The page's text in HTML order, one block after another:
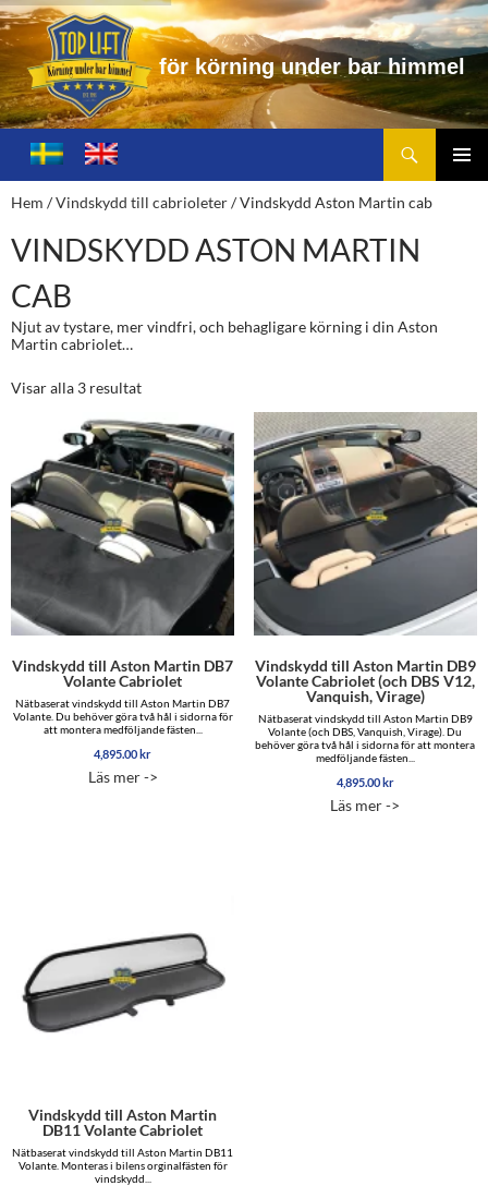
för körning under bar himme
Toplift.se – för körning under bar himmel
HOPPA
TILL
INNEHÅLL
Hem /Vindskydd till cabrioleter/ Vindskydd Aston Martin cab
VINDSKYDD ASTON MARTIN
CAB
Njut av tystare, mer vindfri, och behagligare körning i din Aston
Martin cabriolet…
Visar alla 3 resultat
Vindskydd till Aston Martin DB7
Volante Cabriolet
Nätbaserat vindskydd till Aston Martin DB7
Volante. Du behöver göra två hål i sidorna för
att montera medföljande fästen...
4,895.00 kr
Läs mer ->
Vindskydd till Aston Martin DB9
Volante Cabriolet (och DBS V12,
Vanquish, Virage)
Nätbaserat vindskydd till Aston Martin DB9
Volante (och DBS, Vanquish, Virage). Du
behöver göra två hål i sidorna för att montera
medföljande fästen...
4,895.00 kr
Läs mer ->
Vindskydd till Aston Martin
DB11 Volante Cabriolet
Nätbaserat vindskydd till Aston Martin DB11
Volante. Monteras i bilens orginalfästen för
vindskydd...